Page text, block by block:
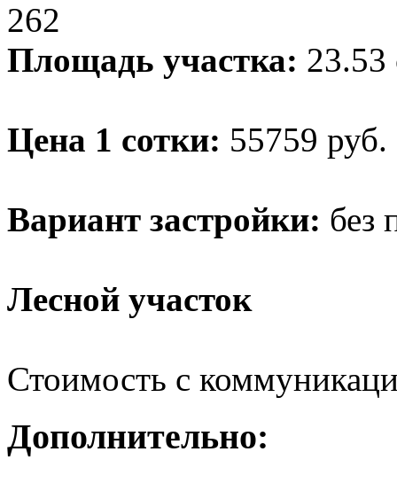
262
Площадь участка: 23.53
Цена 1 сотки: 55759 руб.
Вариант застройки: без
Лесной участок
Стоимость с
Дополнительно: